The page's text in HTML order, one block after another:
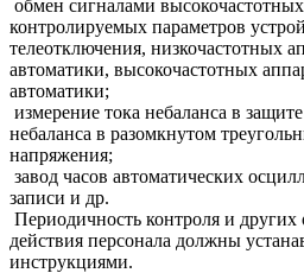
обмен сигналами
контролируемых параметров
телеотключения, низкочастотных
автоматики, высокочастотных
автоматики;
измерение тока небаланса в
небаланса в разомкнутом
напряжения;
завод часов автоматических
записи и др.
Периодичность контроля и
действия персонала должны
инструкциями.